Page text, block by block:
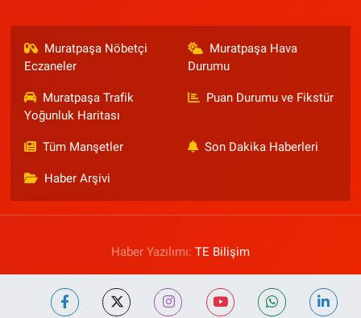
Muratpaşa Nöbetçi
Eczaneler
Muratpaşa Hava
Durumu
Muratpaşa Trafik
Yoğunluk Haritası
Puan Durumu ve Fikstür
Tüm Manşetler Son Dakika Haberleri
Haber Arşivi
Haber Yazılımı: TE Bilişim